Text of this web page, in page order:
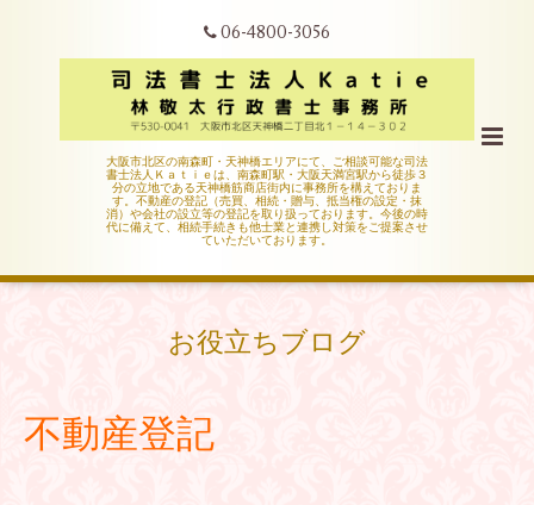
06-4800-3056
大阪市北区の南森町・天神橋エリアにて、ご相談可能な司法
書士法人Ｋａｔｉｅは、南森町駅・大阪天満宮駅から徒歩３
分の立地である天神橋筋商店街内に事務所を構えておりま
す。不動産の登記（売買、相続・贈与、抵当権の設定・抹
消）や会社の設立等の登記を取り扱っております。今後の時
代に備えて、相続手続きも他士業と連携し対策をご提案させ
ていただいております。
お役立ちブログ
不動産登記